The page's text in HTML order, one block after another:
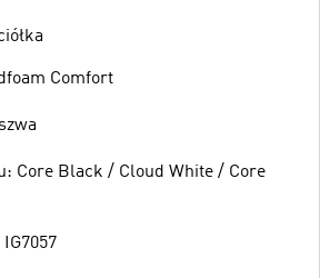
Comfort
Core Black / Cloud White / Core